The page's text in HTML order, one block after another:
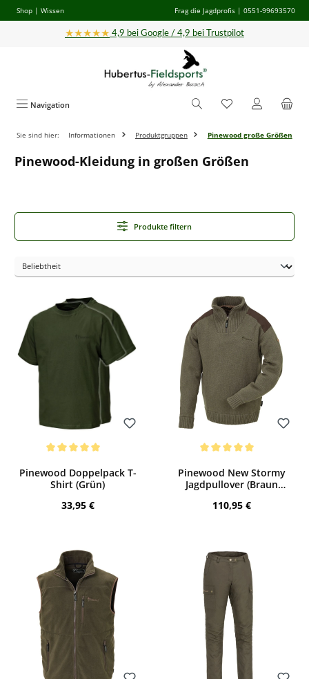
Zum Hauptinhalt springen
Shop | Wissen Frag die Jagdprofis | 0551-99693570
★★★★★ 4,9 bei Google / 4,9 bei Trustpilot
Navigation
Sie sind hier: Informationen Produktgruppen Pinewood große Größen
Pinewood-Kleidung in großen Größen
Produkte filtern
Bewerten
Pinewood Doppelpack T-
Shirt (Grün)
Regulärer Preis:
33,95 €
Bewerten
Pinewood New Stormy
Jagdpullover (Braun
Regulärer Preis:
110,95 €